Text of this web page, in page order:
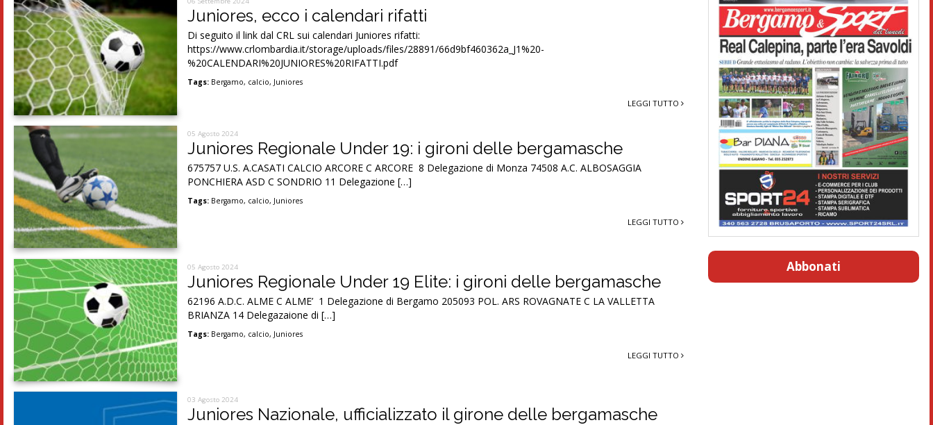
Juniores, ecco i calendari rifatti
Di seguito il link dal CRL sui calendari Juniores rifatti:
https://www.crlombardia.it/storage/uploads/files/28891/66d9bf460362a_J1%20-
%20CALENDARI%20JUNIORES%20RIFATTI.pdf
Tags: Bergamo, calcio, Juniores
LEGGI TUTTO
05 Agosto 2024
Juniores Regionale Under 19: i gironi delle bergamasche
675757 U.S. A.CASATI CALCIO ARCORE C ARCORE 8 Delegazione di Monza 74508 A.C. ALBOSAGGIA
PONCHIERA ASD C SONDRIO 11 Delegazione […]
Tags: Bergamo, calcio, Juniores
LEGGI TUTTO
05 Agosto 2024
Juniores Regionale Under 19 Elite: i gironi delle bergamasche
62196 A.D.C. ALME C ALME’ 1 Delegazione di Bergamo 205093 POL. ARS ROVAGNATE C LA VALLETTA
BRIANZA 14 Delegazaione di […]
Tags: Bergamo, calcio, Juniores
LEGGI TUTTO
03 Agosto 2024
Juniores Nazionale, ufficializzato il girone delle bergamasche
Abbonati